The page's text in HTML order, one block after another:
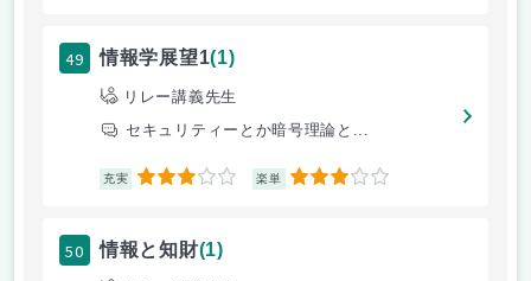
49 情報学展望1(1)
リレー講義先生
セキュリティーとか暗号理論と...
充実 3 楽単 3
50 情報と知財(1)